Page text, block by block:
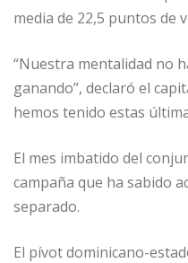
media de 22,5 puntos de
“Nuestra mentalidad no
ganando”, declaró el
hemos tenido estas
El mes imbatido del
campaña que ha sabido
separado.
El pívot dominicano-